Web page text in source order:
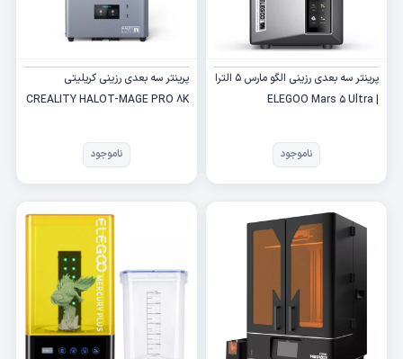
پرینتر سه بعدی رزینی الگو مارس 5 الترا
| ELEGOO Mars 5 Ultra
ناموجود
پرینتر سه بعدی رزینی کریلیتی
CREALITY HALOT-MAGE PRO 8K
ناموجود